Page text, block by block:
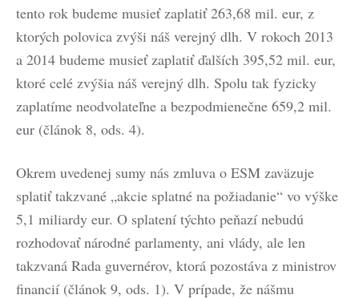
tento rok budeme musieť zaplatiť 263,68 mil. eur, z
ktorých polovica zvýši náš verejný dlh. V rokoch 2013
a 2014 budeme musieť zaplatiť ďalších 395,52 mil. eur,
ktoré celé zvýšia náš verejný dlh. Spolu tak fyzicky
zaplatíme neodvolateľne a bezpodmienečne 659,2 mil.
eur (článok 8, ods. 4).
Okrem uvedenej sumy nás zmluva o ESM zaväzuje
splatiť takzvané „akcie splatné na požiadanie“ vo výške
5,1 miliardy eur. O splatení týchto peňazí nebudú
rozhodovať národné parlamenty, ani vlády, ale len
takzvaná Rada guvernérov, ktorá pozostáva z ministrov
financií (článok 9, ods. 1). V prípade, že nášmu